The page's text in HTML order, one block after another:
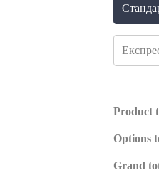
Product
Options
Grand